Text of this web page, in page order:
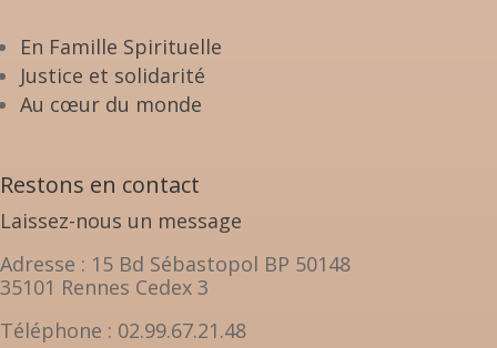
En Famille Spirituelle
Justice et solidarité
Au cœur du monde
Restons en contact
Laissez-nous un message
Adresse : 15 Bd Sébastopol BP 50148
35101 Rennes Cedex 3
Téléphone : 02.99.67.21.48